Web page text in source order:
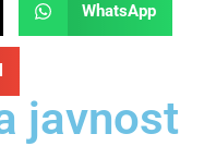
WhatsApp
javnost